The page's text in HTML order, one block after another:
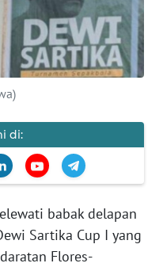
di:
babak delapan
Sartika Cup I yang
Flores-